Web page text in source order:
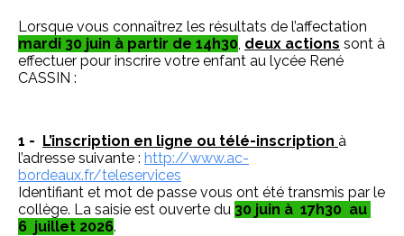
Lorsque vous connaîtrez les résultats de l’affectation
mardi 30 juin à partir de 14h30, deux actions sont à
effectuer pour inscrire votre enfant au lycée René
CASSIN :
1 - L’inscription en ligne ou télé-inscription à
l’adresse suivante : http://www.ac-
bordeaux.fr/teleservices
Identifiant et mot de passe vous ont été transmis par le
collège. La saisie est ouverte du 30 juin à 17h30 au
6 juillet 2026.